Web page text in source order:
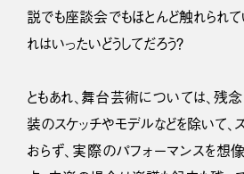
説でも座談会でもほとんど触れられて
れはいったいどうしてだろう？
ともあれ、舞台芸術については、残
装のスケッチやモデルなどを除いて、
おらず、実際のパフォーマンスを想